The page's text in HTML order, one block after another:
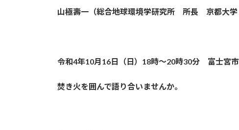
山極壽一（総合地球環境学研究所 所長 京都大学
令和4年10月16日（日）18時～20時30分 富士宮
焚き火を囲んで語り合いませんか。